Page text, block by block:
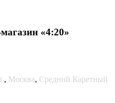
«4:20»
, Москва, Средний Каретный